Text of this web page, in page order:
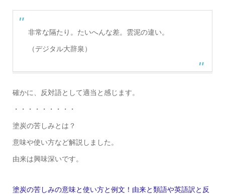
非常な隔たり。たいへんな差。雲泥の違い。
（デジタル大辞泉）
確かに、反対語として適当と感じます。
・・・・・・・・・
塗炭の苦しみとは？
意味や使い方など解説しました。
由来は興味深いです。
塗炭の苦しみの意味と使い方と例文！由来と類語や英語訳と反